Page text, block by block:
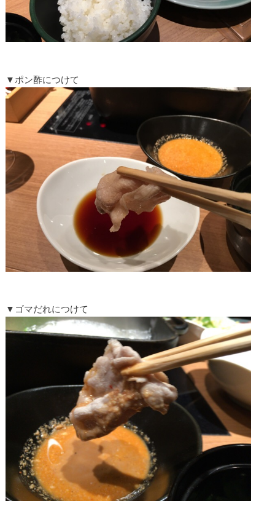
▼ポン酢につけて
▼ゴマだれにつけて